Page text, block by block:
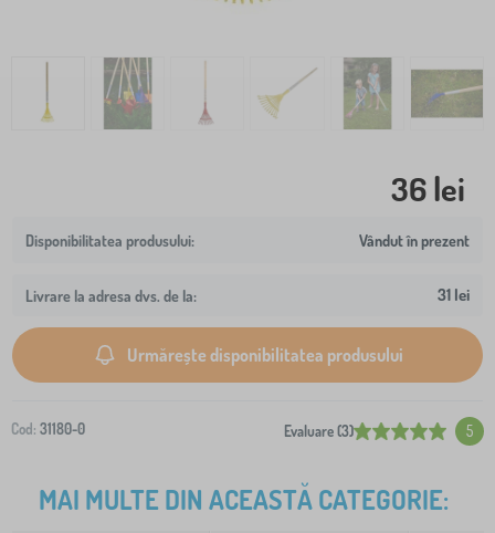
36 lei
Vândut în prezent
Livrare la adresa dvs. de la: 31 lei
Urmărește disponibilitatea produsului
Cod: 31180-0 Evaluare (3) 5
MAI MULTE DIN ACEASTĂ CATEGORIE: